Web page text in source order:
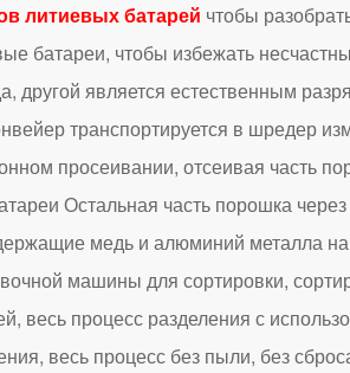
литиевых батарей чтобы
батареи, чтобы избежать
другой является естественным
транспортируется в шредер
просеивании, отсеивая часть
Остальная часть порошка
медь и алюминий металла
машины для сортировки,
весь процесс разделения с
весь процесс без пыли, без